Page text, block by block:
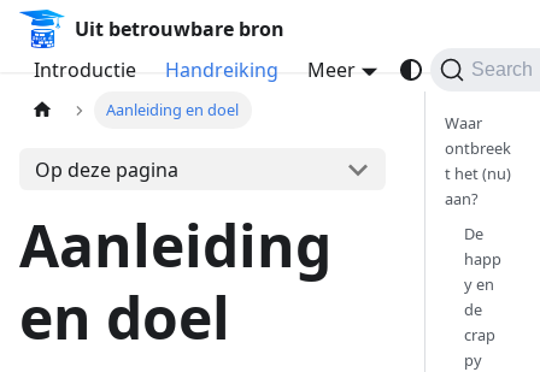
Uit betrouwbare bron
Introductie
Handreiking Meer Search
Aanleiding en doel
Op deze pagina
Aanleiding
en doel
Waar
ontbreek
t het (nu)
aan?
De
happ
y en
de
crap
py